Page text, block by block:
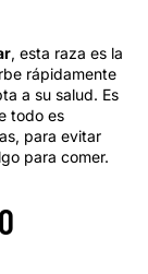
, esta raza es la
rápidamente
a su salud. Es
todo es
para evitar
para comer.